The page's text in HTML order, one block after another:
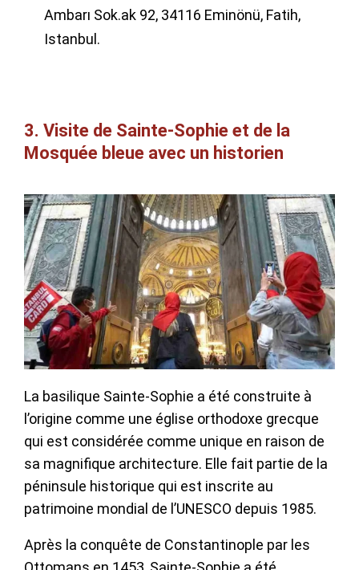
Ambarı Sok.ak 92, 34116 Eminönü, Fatih,
Istanbul.
3. Visite de Sainte-Sophie et de la
Mosquée bleue avec un historien
La basilique Sainte-Sophie a été construite à
l’origine comme une église orthodoxe grecque
qui est considérée comme unique en raison de
sa magnifique architecture. Elle fait partie de la
péninsule historique qui est inscrite au
patrimoine mondial de l’UNESCO depuis 1985.
Après la conquête de Constantinople par les